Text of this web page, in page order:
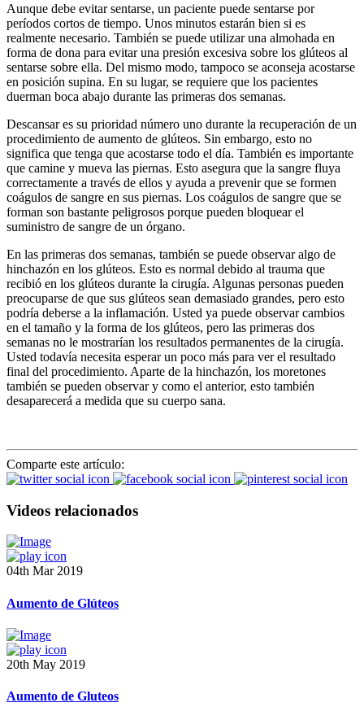
Aunque debe evitar sentarse, un paciente puede sentarse por
períodos cortos de tiempo. Unos minutos estarán bien si es
realmente necesario. También se puede utilizar una almohada en
forma de dona para evitar una presión excesiva sobre los glúteos al
sentarse sobre ella. Del mismo modo, tampoco se aconseja acostarse
en posición supina. En su lugar, se requiere que los pacientes
duerman boca abajo durante las primeras dos semanas.
Descansar es su prioridad número uno durante la recuperación de un
procedimiento de aumento de glúteos. Sin embargo, esto no
significa que tenga que acostarse todo el día. También es importante
que camine y mueva las piernas. Esto asegura que la sangre fluya
correctamente a través de ellos y ayuda a prevenir que se formen
coágulos de sangre en sus piernas. Los coágulos de sangre que se
forman son bastante peligrosos porque pueden bloquear el
suministro de sangre de un órgano.
En las primeras dos semanas, también se puede observar algo de
hinchazón en los glúteos. Esto es normal debido al trauma que
recibió en los glúteos durante la cirugía. Algunas personas pueden
preocuparse de que sus glúteos sean demasiado grandes, pero esto
podría deberse a la inflamación. Usted ya puede observar cambios
en el tamaño y la forma de los glúteos, pero las primeras dos
semanas no le mostrarían los resultados permanentes de la cirugía.
Usted todavía necesita esperar un poco más para ver el resultado
final del procedimiento. Aparte de la hinchazón, los moretones
también se pueden observar y como el anterior, esto también
desaparecerá a medida que su cuerpo sana.
Comparte este artículo:
Videos relacionados
04th Mar 2019
Aumento de Glúteos
20th May 2019
Aumento de Gluteos